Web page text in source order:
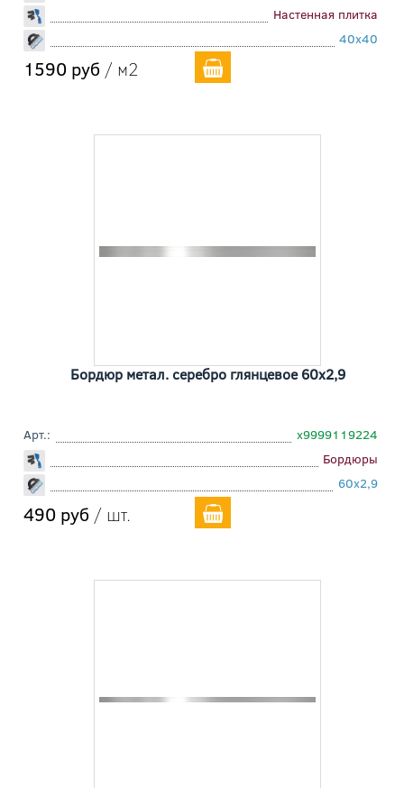
Настенная плитка
40x40
1590 руб / м2
Бордюр метал. серебро глянцевое 60x2,9
Арт.:
х9999119224
Бордюры
60x2,9
490 руб / шт.